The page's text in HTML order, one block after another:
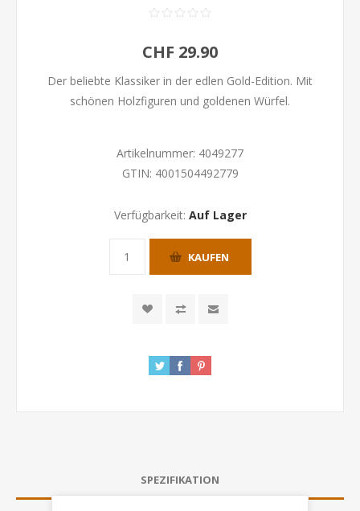
CHF 29.90
Der beliebte Klassiker in der edlen Gold-Edition. Mit
schönen Holzfiguren und goldenen Würfel.
Artikelnummer: 4049277
GTIN: 4001504492779
Verfügbarkeit: Auf Lager
KAUFEN
SPEZIFIKATION